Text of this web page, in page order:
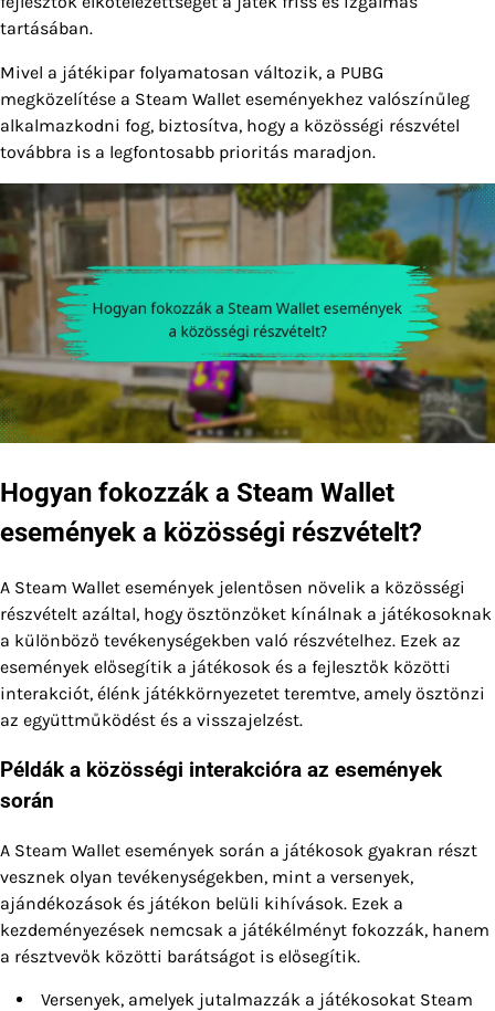
tartásában.
Mivel a játékipar folyamatosan változik, a PUBG
megközelítése a Steam Wallet eseményekhez valószínűleg
alkalmazkodni fog, biztosítva, hogy a közösségi részvétel
továbbra is a legfontosabb prioritás maradjon.
Hogyan fokozzák a Steam Wallet
események a közösségi részvételt?
A Steam Wallet események jelentősen növelik a közösségi
részvételt azáltal, hogy ösztönzőket kínálnak a játékosoknak
a különböző tevékenységekben való részvételhez. Ezek az
események elősegítik a játékosok és a fejlesztők közötti
interakciót, élénk játékkörnyezetet teremtve, amely ösztönzi
az együttműködést és a visszajelzést.
Példák a közösségi interakcióra az események
során
A Steam Wallet események során a játékosok gyakran részt
vesznek olyan tevékenységekben, mint a versenyek,
ajándékozások és játékon belüli kihívások. Ezek a
kezdeményezések nemcsak a játékélményt fokozzák, hanem
a résztvevők közötti barátságot is elősegítik.
Versenyek, amelyek jutalmazzák a játékosokat Steam